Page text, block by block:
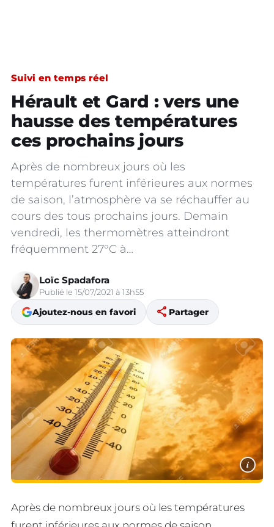
Suivi en temps réel
Hérault et Gard : vers une
hausse des températures
ces prochains jours
Après de nombreux jours où les
températures furent inférieures aux normes
de saison, l’atmosphère va se réchauffer au
cours des tous prochains jours. Demain
vendredi, les thermomètres atteindront
fréquemment 27°C à…
Loïc Spadafora
Publié le 15/07/2021 à 13h55
Ajoutez-nous en favori share Partager
i
Après de nombreux jours où les températures